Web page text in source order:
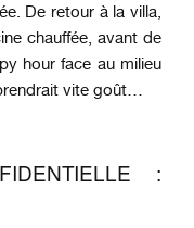
De retour à la villa,
chauffée, avant de
hour face au milieu
vite goût…
: